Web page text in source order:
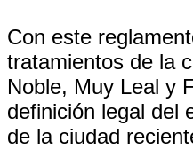
Con este
tratamientos de la
Noble, Muy Leal y
definición legal del
de la ciudad